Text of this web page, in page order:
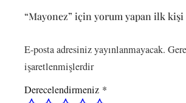
“Mayonez” için yorum yapan ilk
E-posta adresiniz yayınlanmayacak.
işaretlenmişlerdir
Derecelendirmeniz *